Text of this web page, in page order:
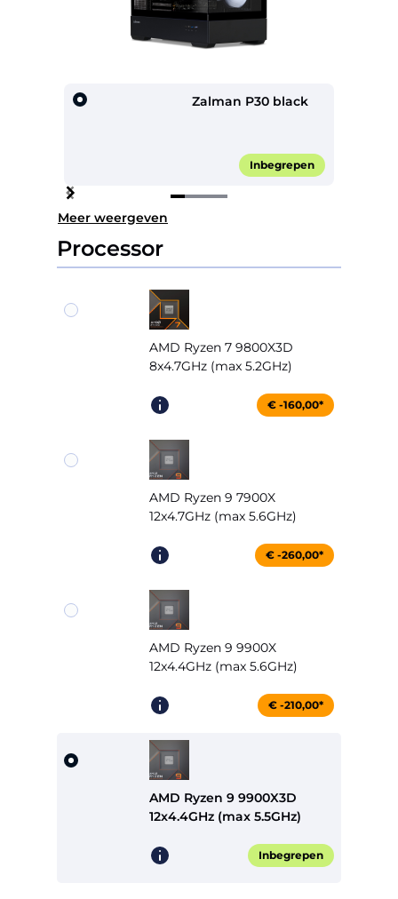
Zalman P30 black
Inbegrepen
Item
1
of
4
Meer weergeven
Processor
AMD Ryzen 7 9800X3D
8x4.7GHz (max 5.2GHz)
€ -160,00*
AMD Ryzen 9 7900X
12x4.7GHz (max 5.6GHz)
€ -260,00*
AMD Ryzen 9 9900X
12x4.4GHz (max 5.6GHz)
€ -210,00*
AMD Ryzen 9 9900X3D
12x4.4GHz (max 5.5GHz)
Inbegrepen